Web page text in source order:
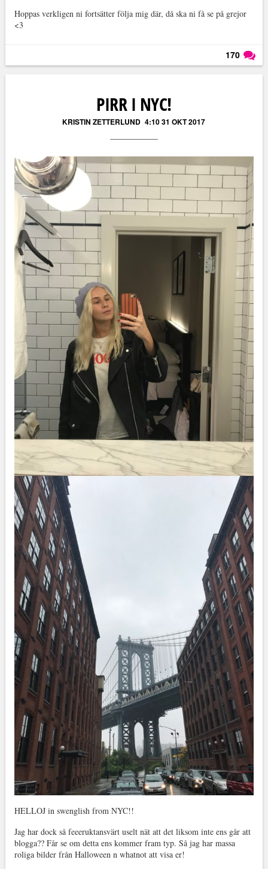
Hoppas verkligen ni fortsätter följa mig där, då ska ni få se på grejor
<3
170
PIRR I NYC!
KRISTIN ZETTERLUND 4:10 31 OKT 2017
HELLOJ in swenglish from NYC!!
Jag har dock så feeeruktansvärt uselt nät att det liksom inte ens går att
blogga?? Får se om detta ens kommer fram typ. Så jag har massa
roliga bilder från Halloween n whatnot att visa er!